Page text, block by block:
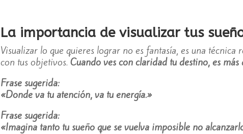
La importancia de visualizar tus
Visualizar lo que quieres lograr no es fantasía, es una
con tus objetivos. Cuando ves con claridad tu destino, es
Frase sugerida:
«Donde va tu atención, va tu energía.»
Frase sugerida:
«Imagina tanto tu sueño que se vuelva imposible no